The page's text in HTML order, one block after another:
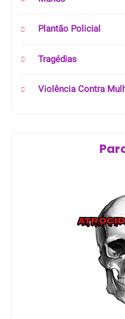
Plantão Policial
Tragédias
Violência Contra